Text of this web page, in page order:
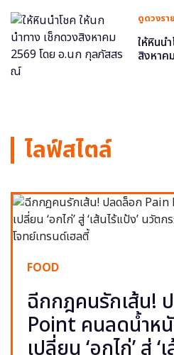
ดูดวงรา
ให้หินน
สิงหา
ไลฟ์สไตล์
FOOD
ฉีกกฎคนรักเส้น!
Point คนลดน้ำหนั